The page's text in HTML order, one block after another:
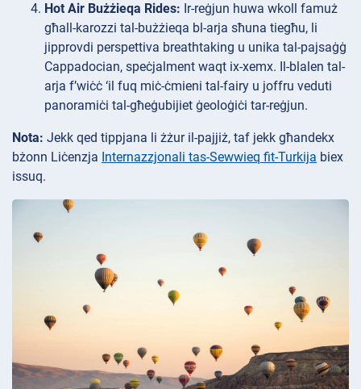
Hot Air Bużżieqa Rides: Ir-reġjun huwa wkoll famuż
għall-karozzi tal-bużżieqa bl-arja sħuna tiegħu, li
jipprovdi perspettiva breathtaking u unika tal-pajsaġġ
Cappadocian, speċjalment waqt ix-xemx. Il-blalen tal-
arja f’wiċċ ‘il fuq miċ-ċmieni tal-fairy u joffru veduti
panoramiċi tal-għeġubijiet ġeoloġiċi tar-reġjun.
Nota: Jekk qed tippjana li żżur il-pajjiż, taf jekk għandekx
bżonn Liċenzja Internazzjonali tas-Sewwieq fit-Turkija biex
issuq.